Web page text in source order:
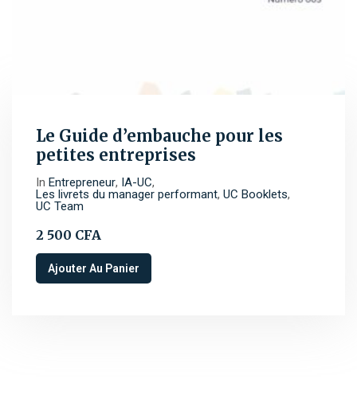
Le Guide d’embauche pour les
petites entreprises
In Entrepreneur, IA-UC,
Les livrets du manager performant, UC Booklets,
UC Team
2 500 CFA
Ajouter Au Panier